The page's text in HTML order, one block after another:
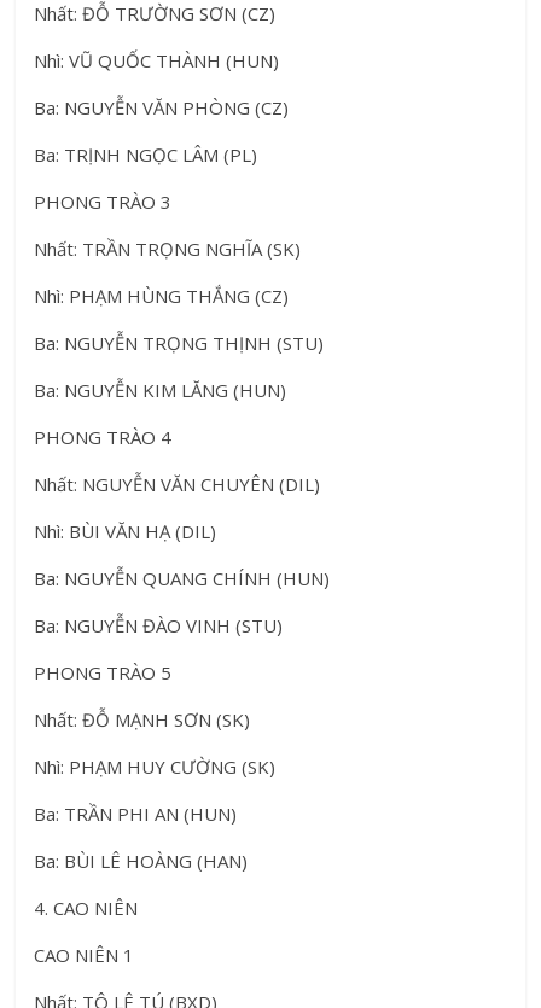
Nhất: ĐỖ TRƯỜNG SƠN (CZ)
Nhì: VŨ QUỐC THÀNH (HUN)
Ba: NGUYỄN VĂN PHÒNG (CZ)
Ba: TRỊNH NGỌC LÂM (PL)
PHONG TRÀO 3
Nhất: TRẦN TRỌNG NGHĨA (SK)
Nhì: PHẠM HÙNG THẮNG (CZ)
Ba: NGUYỄN TRỌNG THỊNH (STU)
Ba: NGUYỄN KIM LĂNG (HUN)
PHONG TRÀO 4
Nhất: NGUYỄN VĂN CHUYÊN (DIL)
Nhì: BÙI VĂN HẠ (DIL)
Ba: NGUYỄN QUANG CHÍNH (HUN)
Ba: NGUYỄN ĐÀO VINH (STU)
PHONG TRÀO 5
Nhất: ĐỖ MẠNH SƠN (SK)
Nhì: PHẠM HUY CƯỜNG (SK)
Ba: TRẦN PHI AN (HUN)
Ba: BÙI LÊ HOÀNG (HAN)
4. CAO NIÊN
CAO NIÊN 1
Nhất: TÔ LÊ TÚ (BXD)